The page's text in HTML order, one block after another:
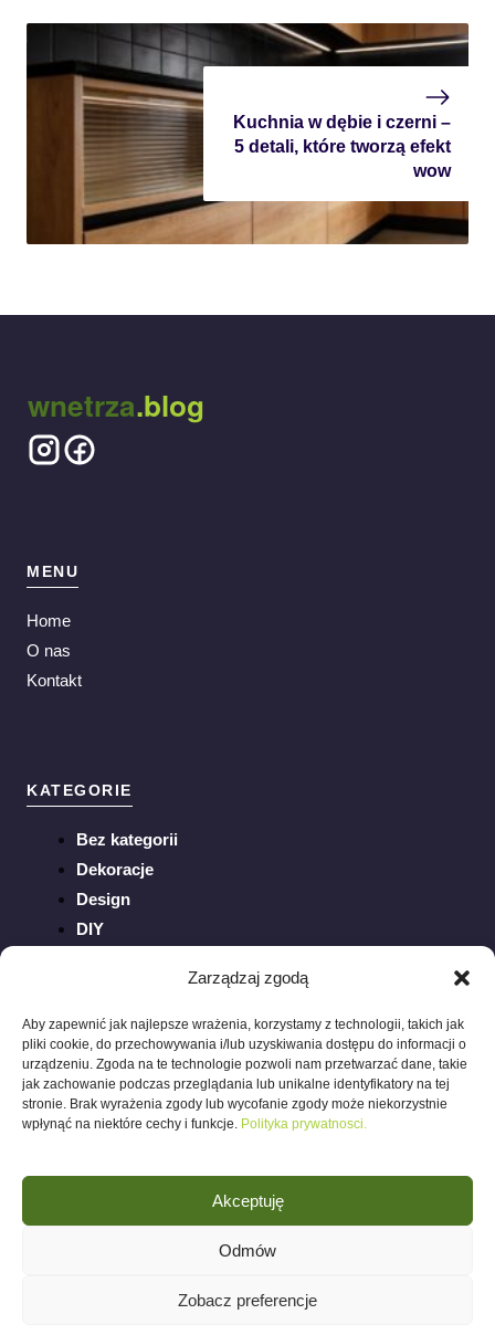
Zarządzaj zgodą
Aby zapewnić jak najlepsze wrażenia, korzystamy z technologii, takich jak
pliki cookie, do przechowywania i/lub uzyskiwania dostępu do informacji o
urządzeniu. Zgoda na te technologie pozwoli nam przetwarzać dane, takie
jak zachowanie podczas przeglądania lub unikalne identyfikatory na tej
stronie. Brak wyrażenia zgody lub wycofanie zgody może niekorzystnie
wpłynąć na niektóre cechy i funkcje. Polityka prywatnosci.
Akceptuję
Odmów
Zobacz preferencje
Kuchnia w dębie i czerni –
5 detali, które tworzą efekt
wow
wnetrza.blog
MENU
Home
O nas
Kontakt
KATEGORIE
Bez kategorii
Dekoracje
Design
DIY
Porady
Sztuka
Trendy
Wnętrza
2026 wnetrza.blog.